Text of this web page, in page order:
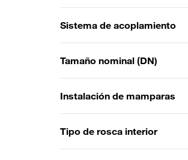
Sistema de acoplamiento
Tamaño nominal (DN)
Instalación de mamparas
Tipo de rosca interior